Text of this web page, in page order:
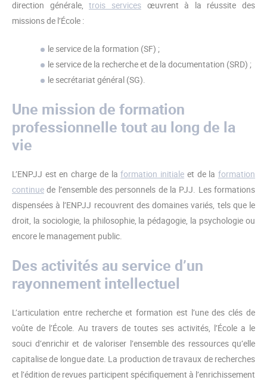
direction générale,trois servicesœuvrent à la réussite des
missions de l’École :
le service de la formation (SF) ;
le service de la recherche et de la documentation (SRD) ;
le secrétariat général (SG).
Une mission de formation
professionnelle tout au long de la
vie
L’ENPJJ est en charge de laformation initiale et de laformation
continue de l’ensemble des personnels de la PJJ. Les formations
dispensées à l’ENPJJ recouvrent des domaines variés, tels que le
droit, la sociologie, la philosophie, la pédagogie, la psychologie ou
encore le management public.
Des activités au service d’un
rayonnement intellectuel
L’articulation entre recherche et formation est l’une des clés de
voûte de l’École. Au travers de toutes ses activités, l’École a le
souci d’enrichir et de valoriser l’ensemble des ressources qu’elle
capitalise de longue date. La production de travaux de recherches
et l’édition de revues participent spécifiquement à l’enrichissement